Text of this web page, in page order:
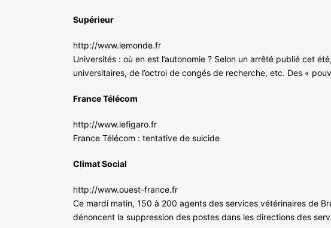
Supérieur
http://www.lemonde.fr
Universités : où en est l’autonomie ? Selon un arrêté publié cet
universitaires, de l’octroi de congés de recherche, etc. Des «
France Télécom
http://www.lefigaro.fr
France Télécom : tentative de suicide
Climat Social
http://www.ouest-france.fr
Ce mardi matin, 150 à 200 agents des services vétérinaires de
dénoncent la suppression des postes dans les directions des